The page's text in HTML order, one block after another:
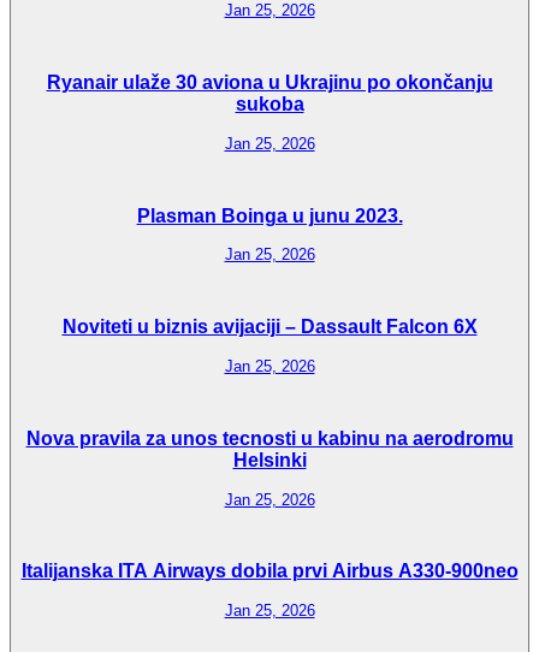
Jan 25, 2026
Ryanair ulaže 30 aviona u Ukrajinu po okončanju
sukoba
Jan 25, 2026
Plasman Boinga u junu 2023.
Jan 25, 2026
Noviteti u biznis avijaciji – Dassault Falcon 6X
Jan 25, 2026
Nova pravila za unos tecnosti u kabinu na aerodromu
Helsinki
Jan 25, 2026
Italijanska ITA Airways dobila prvi Airbus A330-900neo
Jan 25, 2026